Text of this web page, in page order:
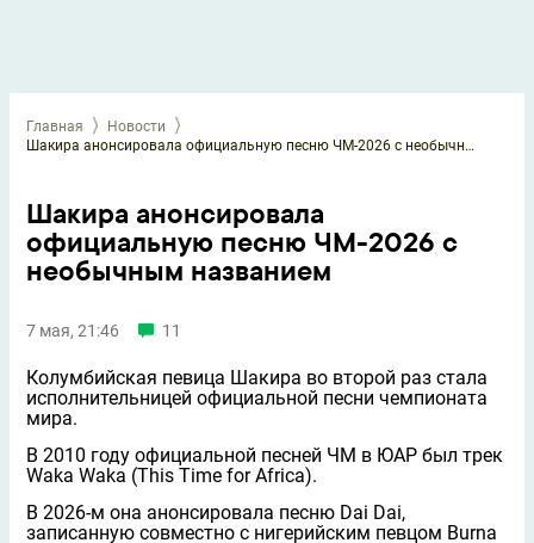
Главная
Новости
Шакира анонсировала официальную песню ЧМ-2026 с необычным названием
Шакира анонсировала
официальную песню ЧМ-2026 с
необычным названием
7 мая, 21:46 11
Колумбийская певица Шакира во второй раз стала
исполнительницей официальной песни чемпионата
мира.
В 2010 году официальной песней ЧМ в ЮАР был трек
Waka Waka (This Time for Africa).
В 2026-м она анонсировала песню Dai Dai,
записанную совместно с нигерийским певцом Burna